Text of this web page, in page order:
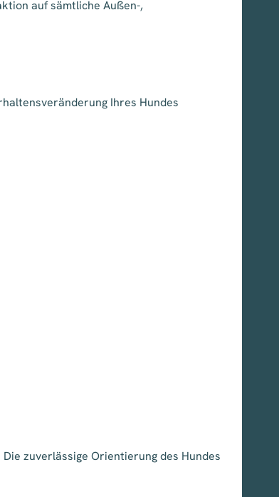
auf sämtliche Außen-,
Ihres Hundes
zuverlässige Orientierung des Hundes